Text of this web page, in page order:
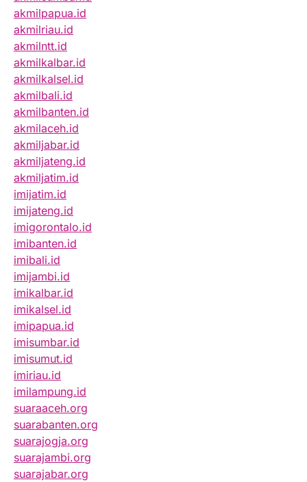
akmilpapua.id
akmilriau.id
akmilntt.id
akmilkalbar.id
akmilkalsel.id
akmilbali.id
akmilbanten.id
akmilaceh.id
akmiljabar.id
akmiljateng.id
akmiljatim.id
imijatim.id
imijateng.id
imigorontalo.id
imibanten.id
imibali.id
imijambi.id
imikalbar.id
imikalsel.id
imipapua.id
imisumbar.id
imisumut.id
imiriau.id
imilampung.id
suaraaceh.org
suarabanten.org
suarajogja.org
suarajambi.org
suarajabar.org